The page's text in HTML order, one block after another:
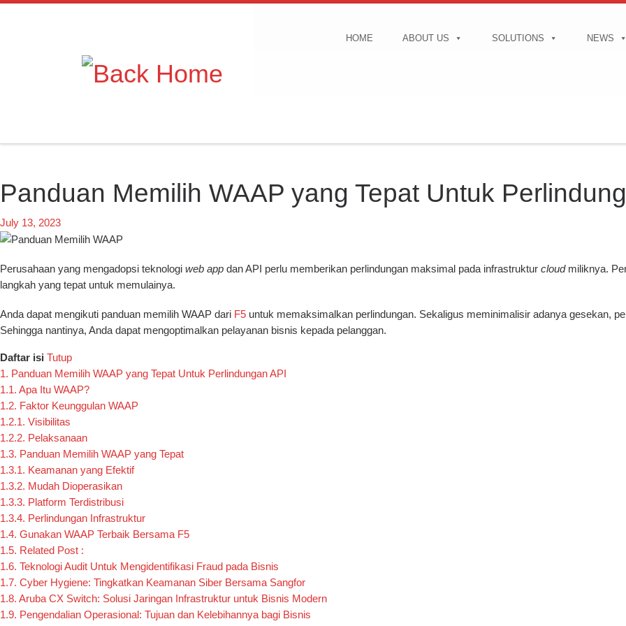
HOME ABOUT US SOLUTIONS NEWS
Panduan Memilih WAAP yang Tepat Untuk
July 13, 2023
Perusahaan yang mengadopsi teknologi web app dan API perlu memberikan perlindungan maksimal pada infrastruktur cloudmiliknya.
langkah yang tepat untuk memulainya.
Anda dapat mengikuti panduan memilih WAAP dari F5 untuk memaksimalkan perlindungan. Sekaligus meminimalisir adanya gesekan,
Sehingga nantinya, Anda dapat mengoptimalkan pelayanan bisnis kepada pelanggan.
Daftar isi Tutup
1. Panduan Memilih WAAP yang Tepat Untuk Perlindungan API
1.1. Apa Itu WAAP?
1.2. Faktor Keunggulan WAAP
1.2.1. Visibilitas
1.2.2. Pelaksanaan
1.3. Panduan Memilih WAAP yang Tepat
1.3.1. Keamanan yang Efektif
1.3.2. Mudah Dioperasikan
1.3.3. Platform Terdistribusi
1.3.4. Perlindungan Infrastruktur
1.4. Gunakan WAAP Terbaik Bersama F5
1.5. Related Post :
1.6. Teknologi Audit Untuk Mengidentifikasi Fraud pada Bisnis
1.7. Cyber Hygiene: Tingkatkan Keamanan Siber Bersama Sangfor
1.8. Aruba CX Switch: Solusi Jaringan Infrastruktur untuk Bisnis Modern
1.9. Pengendalian Operasional: Tujuan dan Kelebihannya bagi Bisnis